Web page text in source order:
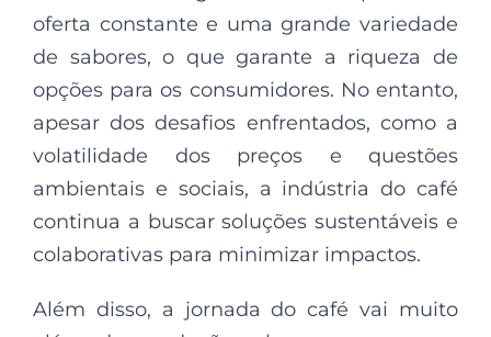
oferta constante e uma grande variedade
de sabores, o que garante a riqueza de
opções para os consumidores. No entanto,
apesar dos desafios enfrentados, como a
volatilidade dos preços e questões
ambientais e sociais, a indústria do café
continua a buscar soluções sustentáveis e
colaborativas para minimizar impactos.
Além disso, a jornada do café vai muito